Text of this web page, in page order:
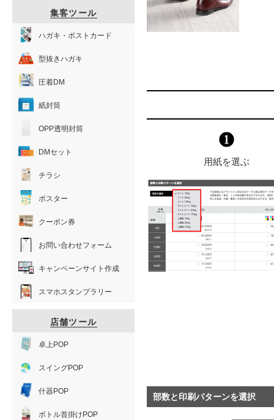
用紙を選ぶ
部数と印刷パターンを選択
集客ツール
ハガキ・ポストカード
型抜きハガキ
圧着DM
紙封筒
OPP透明封筒
DMセット
チラシ
ポスター
クーポン券
お問い合わせフォーム
キャンペーンサイト作成
スマホスタンプラリー
店舗ツール
卓上POP
スイングPOP
什器POP
ボトル首掛けPOP